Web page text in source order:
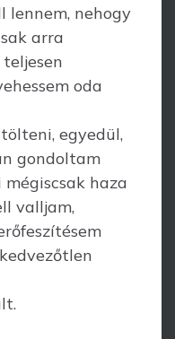
lennem, nehogy
arra
oda
egyedül,
gondoltam
haza
valljam,